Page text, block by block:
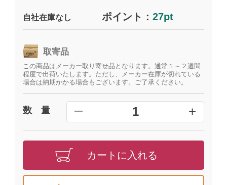
自社在庫なし ポイント：27pt
取寄品
この商品はメーカー取り寄せ品となります。通常１～２週間
程度で出荷いたします。ただし、メーカー在庫が切れている
場合は納期かかる場合もございます。ご了承ください。
数 量 ━ 1 +
カートに入れる